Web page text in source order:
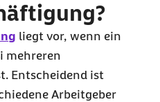
liegt vor, wenn ein
mehreren
Entscheidend ist
Arbeitgeber